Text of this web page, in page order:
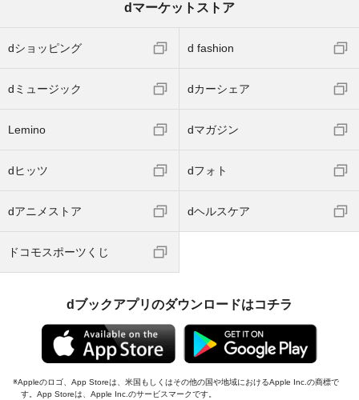
dマーケットストア
dショッピング d fashion
dミュージック dカーシェア
Lemino dマガジン
dヒッツ dフォト
dアニメストア dヘルスケア
ドコモスポーツくじ
dブックアプリのダウンロードはコチラ
Appleのロゴ、App Storeは、米国もしくはその他の国や地域におけるApple Inc.の商標で
す。App Storeは、Apple Inc.のサービスマークです。